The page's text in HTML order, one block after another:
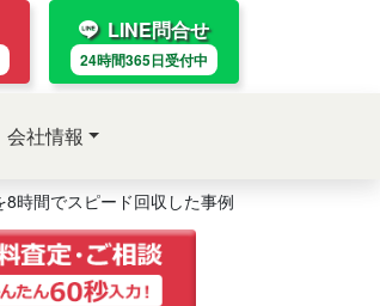
会社情報
LINE問合せ
24時間365日受付中
時間でスピード回収した事例